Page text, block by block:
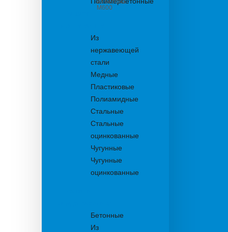
из бетона
М600
Из
нержавеющей
стали
Медные
Пластиковые
Полиамидные
Стальные
Стальные
оцинкованные
Чугунные
Чугунные
оцинкованные
Бетонные
Из